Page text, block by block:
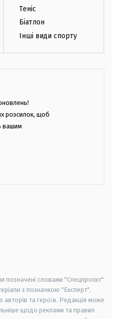
Теніс
Біатлон
Інші види спорту
розсилок, щоб
вашим
позначені словами "Спецпроєкт"
з позначкою "Експерт",
та героїв. Редакція може
щодо реклами та правил